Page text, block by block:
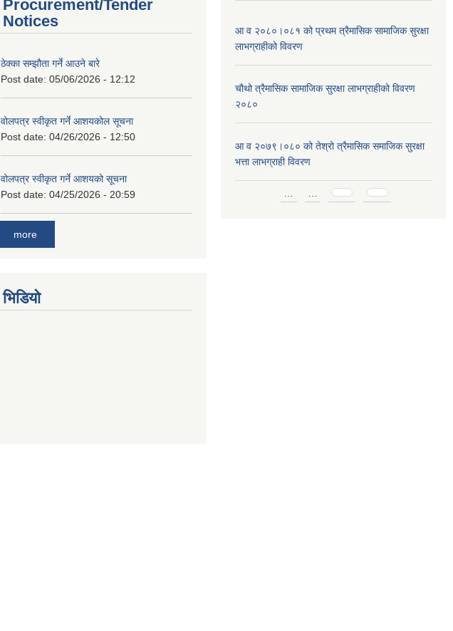
Procurement/Tender
Notices
ठेक्का सम्झौता गर्ने आउने बारे
Post date: 05/06/2026 - 12:12
वोलपत्र स्वीकृत गर्ने आशयकोल सूचना
Post date: 04/26/2026 - 12:50
वोलपत्र स्वीकृत गर्ने आशयको सूचना
Post date: 04/25/2026 - 20:59
more
आ व २०८०।०८१ को प्रथम त्रैमासिक सामाजिक सुरक्षा
लाभग्राहीको विवरण
चौथो त्रैमासिक सामाजिक सुरक्षा लाभग्राहीको विवरण
२०८०
आ व २०७९।०८० को तेश्रो त्रैमासिक समाजिक सुरक्षा
भत्ता लाभग्राही विवरण
Pages
भिडियो